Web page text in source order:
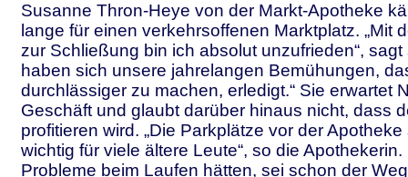
Susanne Thron-Heye von der Markt-Apotheke
lange für einen verkehrsoffenen Marktplatz. „Mit
zur Schließung bin ich absolut unzufrieden“, sagt
haben sich unsere jahrelangen Bemühungen,
durchlässiger zu machen, erledigt.“ Sie erwartet
Geschäft und glaubt darüber hinaus nicht, dass
profitieren wird. „Die Parkplätze vor der
wichtig für viele ältere Leute“, so die
Probleme beim Laufen hätten, sei schon der